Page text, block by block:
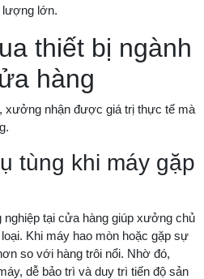
lượng lớn.
thiết bị ngành
hàng
xưởng nhận được giá trị thực tế mà
tùng khi máy gặp
nghiệp tại cửa hàng giúp xưởng chủ
Khi máy hao mòn hoặc gặp sự
so với hàng trôi nổi. Nhờ đó,
dễ bảo trì và duy trì tiến độ sản